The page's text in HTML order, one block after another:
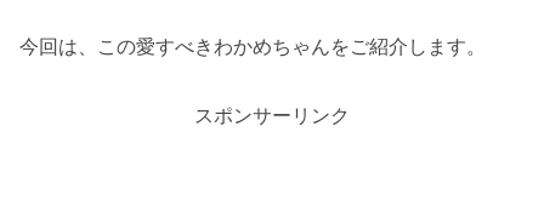
今回は、この愛すべきわかめちゃんをご紹介します。
スポンサーリンク